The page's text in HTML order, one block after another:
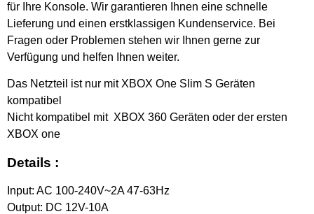
für Ihre Konsole. Wir garantieren Ihnen eine schnelle
Lieferung und einen erstklassigen Kundenservice. Bei
Fragen oder Problemen stehen wir Ihnen gerne zur
Verfügung und helfen Ihnen weiter.
Das Netzteil ist nur mit XBOX One Slim S Geräten
kompatibel
Nicht kompatibel mit XBOX 360 Geräten oder der ersten
XBOX one
Details :
Input: AC 100-240V~2A 47-63Hz
Output: DC 12V-10A